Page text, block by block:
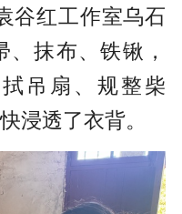
谷红工作室乌石
抹布、铁锹，
吊扇、规整柴
浸透了衣背。